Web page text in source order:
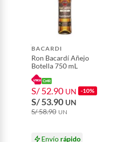
BACARDI
Ron Bacardí Añejo
Botella 750 mL
S/ 52.90 UN -10%
S/ 53.90 UN
S/ 58.90 UN
Envío rápido